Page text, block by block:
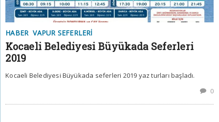
HABER VAPUR SEFERLERI
Kocaeli Belediyesi Büyükada Seferleri
2019
Kocaeli Belediyesi Büyükada seferleri 2019 yaz turları başladı.
0